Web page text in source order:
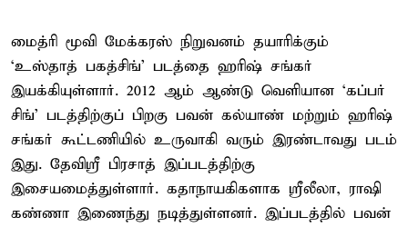
மைத்ரி மூவி மேக்கரஸ் நிறுவனம் தயாரிக்கும்
‘உஸ்தாத் பகத்சிங்’ படத்தை ஹரிஷ் சங்கர்
இயக்கியுள்ளார். 2012 ஆம் ஆண்டு வெளியான ‘கப்பர்
சிங்’ படத்திற்குப் பிறகு பவன் கல்யாண் மற்றும் ஹரிஷ்
சங்கர் கூட்டணியில் உருவாகி வரும் இரண்டாவது படம்
இது. தேவிஸ்ரீ பிரசாத் இப்படத்திற்கு
இசையமைத்துள்ளார். கதாநாயகிகளாக ஸ்ரீலீலா, ராஷி
கண்ணா இணைந்து நடித்துள்ளனர். இப்படத்தில் பவன்